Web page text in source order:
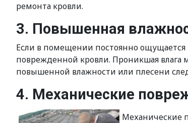
ремонта кровли.
3. Повышенная
Если в помещении постоянно ощущается
поврежденной кровли. Проникшая влага
повышенной влажности или плесени
4. Механические
Механические